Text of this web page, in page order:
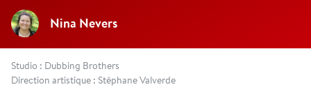
Nina Nevers
Studio : Dubbing Brothers
Direction artistique : Stéphane Valverde